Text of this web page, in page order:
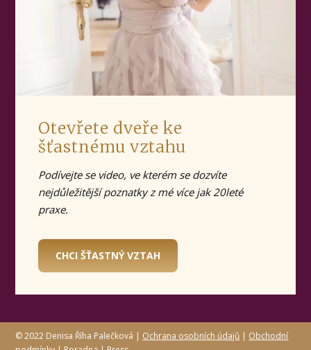
Otevřete dveře ke
šťastnému vztahu
Podívejte se video, ve kterém se dozvíte
nejdůležitější poznatky z mé více jak 20leté
praxe.
CHCI ŠŤASTNÝ VZTAH
© 2022 Denisa Říha Palečková | Ochrana osobních údajů
Obchodní